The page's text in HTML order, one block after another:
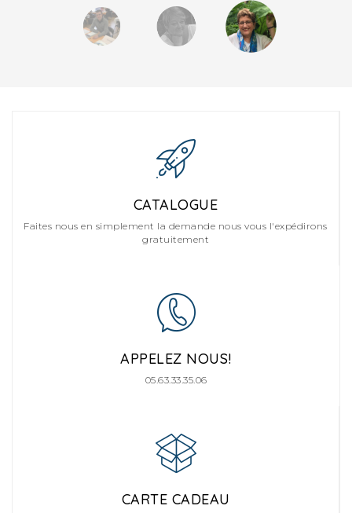
CATALOGUE
Faites nous en simplement la demande nous vous l'expédirons
gratuitement
APPELEZ NOUS!
05.63.33.35.06
CARTE CADEAU